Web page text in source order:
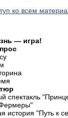
ко всем
— игра!
спектакль
история "Путь к